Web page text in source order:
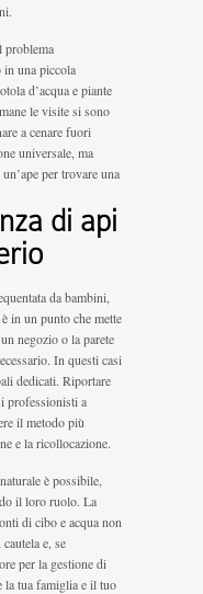
problema
in una piccola
d’acqua e piante
le visite si sono
a cenare fuori
universale, ma
per trovare una
di api
da bambini,
in un punto che mette
negozio o la parete
In questi casi
dedicati. Riportare
professionisti a
il metodo più
e la ricollocazione.
è possibile,
il loro ruolo. La
di cibo e acqua non
e, se
per la gestione di
tua famiglia e il tuo